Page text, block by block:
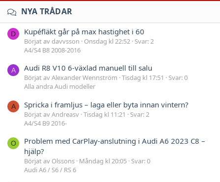
NYA TRÅDAR
D Kupéfläkt går på max hastighet i 60
Börjat av davvsson Onsdag kl 22:52 Svar: 2
A4/S4 B8 2008-2016
A Audi R8 V10 6-växlad manuell till salu
Börjat av Alexander Wennström Tisdag kl 17:51
Svar: 0
Alla andra Audi modeller
A Spricka i framljus – laga eller byta innan vintern?
Börjat av Andreasv Tisdag kl 11:21
Svar: 2
A4/S4 B9 2016-
O
Problem med CarPlay-anslutning i Audi A6 2023 C8 –
hjälp?
Börjat av Olssons Måndag kl 20:05 Svar: 0
Audi A6 / S6 / RS 6